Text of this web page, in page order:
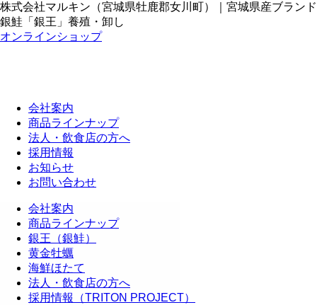
株式会社マルキン（宮城県牡鹿郡女川町）｜宮城県産ブランド
銀鮭「銀王」養殖・卸し
オンラインショップ
会社案内
商品ラインナップ
法人・飲食店の方へ
採用情報
お知らせ
お問い合わせ
会社案内
商品ラインナップ
銀王（銀鮭）
黄金牡蠣
海鮮ほたて
法人・飲食店の方へ
採用情報（TRITON PROJECT）